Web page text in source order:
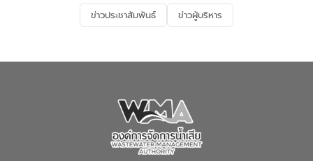
ลงทุนในอุตสาหกรรมแห่งอนาคต ตลอดจน
มุ่งตอบโจทย์ความท้าทายจากวิกฤตการ
ในครั้งนี้เป็นการดึงจุดแข็งและความ
(อจน.) มาผสานกับประสบการณ์และ
เทคโนโลยีโครงข่ายน้ำครบวงจรในพื้นที่ EEC
ของอีสท์ วอเตอร์ เพื่อร่วมกันศึกษา
เทคโนโลยีการปรับปรุงคุณภาพน้ำ (Water
Reuse) และพัฒนารูปแบบการดำเนินงาน
ข่าวประชาสัมพันธ์ ข่าวผู้บริหาร